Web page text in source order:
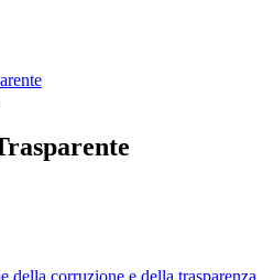
della corruzione e della trasparenza